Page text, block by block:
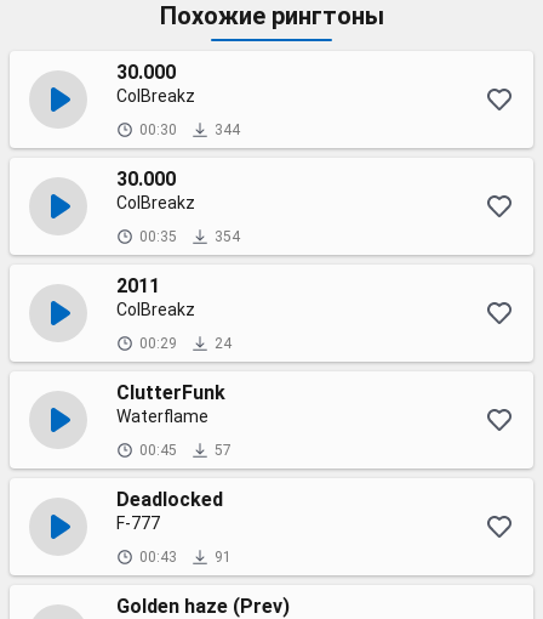
Похожие рингтоны
30.000
ColBreakz
00:30 344
30.000
ColBreakz
00:35 354
2011
ColBreakz
00:29 24
ClutterFunk
Waterflame
00:45 57
Deadlocked
F-777
00:43 91
Golden haze (Prev)